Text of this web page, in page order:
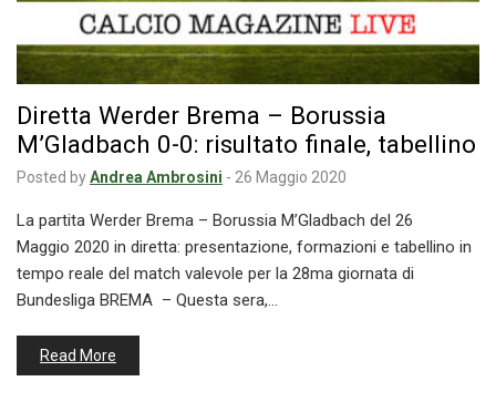
Diretta Werder Brema – Borussia
M’Gladbach 0-0: risultato finale, tabellino
Posted byAndrea Ambrosini - 26 Maggio 2020
La partita Werder Brema – Borussia M’Gladbach del 26
Maggio 2020 in diretta: presentazione, formazioni e tabellino in
tempo reale del match valevole per la 28ma giornata di
Bundesliga BREMA – Questa sera,…
Read More